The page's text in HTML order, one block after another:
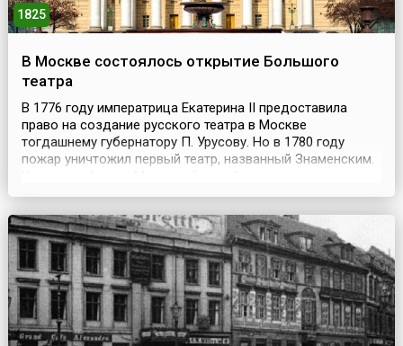
1825
В Москве состоялось открытие Большого
театра
В 1776 году императрица Екатерина II предоставила
право на создание русского театра в Москве
тогдашнему губернатору П. Урусову. Но в 1780 году
пожар уничтожил первый театр, названный Знаменским.
Урусова, отстроил новое здание на Петровке в течение
дольше. Но и его не пощадил огонь в 1805 году. В ...